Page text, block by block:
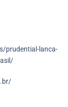
prudential-lanca-